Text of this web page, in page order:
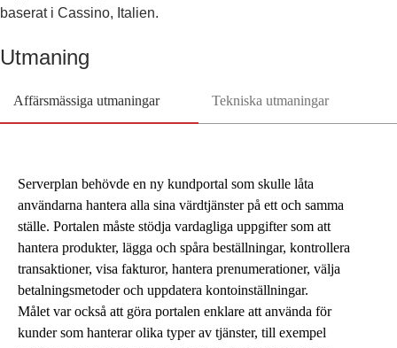
baserat i Cassino, Italien.
Utmaning
Affärsmässiga utmaningar Tekniska utmaningar
Serverplan behövde en ny kundportal som skulle låta
användarna hantera alla sina värdtjänster på ett och samma
ställe. Portalen måste stödja vardagliga uppgifter som att
hantera produkter, lägga och spåra beställningar, kontrollera
transaktioner, visa fakturor, hantera prenumerationer, välja
betalningsmetoder och uppdatera kontoinställningar.
Målet var också att göra portalen enklare att använda för
kunder som hanterar olika typer av tjänster, till exempel